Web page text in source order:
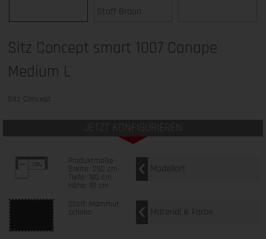
Sitz Concept smart 1007 Canape
Medium L
Sitz Concept
JETZT KONFIGURIEREN
Produktmaße
Breite: 292 cm
Tiefe: 180 cm
Höhe: 81 cm
Modellart
Stoff: Mammut
schoko Material & Farbe